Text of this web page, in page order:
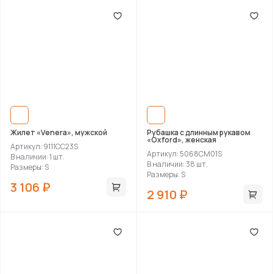
Жилет «Venera», мужской
Артикул: 9111CC23S
В наличии: 1 шт.
Размеры: S
3 106 ₽
Рубашка с длинным рукавом
«Oxford», женская
Артикул: 5068CM01S
В наличии: 38 шт.
Размеры: S
2 910 ₽